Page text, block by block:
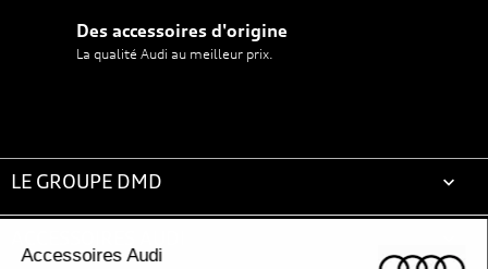
Des accessoires d'origine
La qualité Audi au meilleur prix.
LE GROUPE DMD 